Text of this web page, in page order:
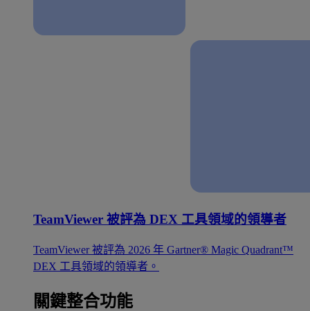
TeamViewer 被評為 DEX 工具領域的領導者
TeamViewer 被評為 2026 年 Gartner® Magic Quadrant™
DEX 工具領域的領導者。
關鍵整合功能